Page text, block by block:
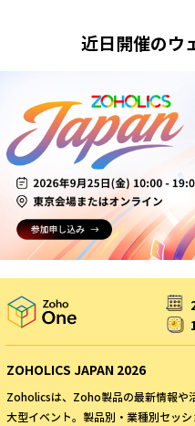
近日開催のウ
ZOHOLICS JAPAN 2026
Zoholicsは、Zoho製品の最新情報や
大型イベント。製品別・業種別セッ